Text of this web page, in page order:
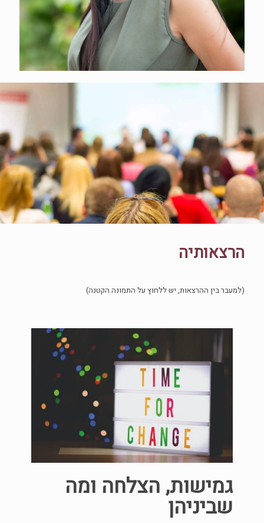
הרצאותיה
(למעבר בין ההרצאות, יש ללחוץ על התמונה הקטנה)
גמישות, הצלחה ומה
שביניהן